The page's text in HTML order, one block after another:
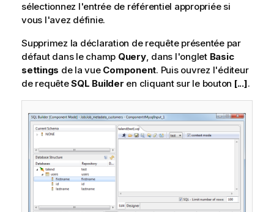
sélectionnez l'entrée de référentiel appropriée si
vous l'avez définie.
Supprimez la déclaration de requête présentée par
défaut dans le champ Query, dans l'onglet Basic
settings de la vue Component. Puis ouvrez l'éditeur
de requêteSQL Builder en cliquant sur le bouton [...].